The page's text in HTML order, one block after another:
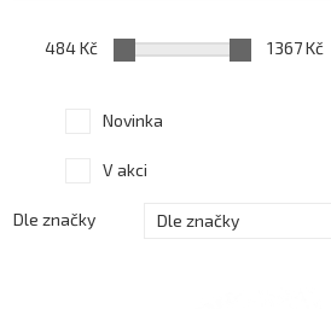
484 Kč 1367 Kč
Novinka
V akci
Dle značky Dle značky